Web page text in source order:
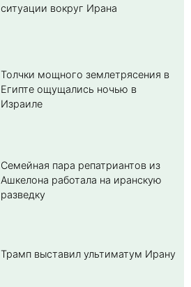
ситуации вокруг Ирана
Толчки мощного землетрясения в
Египте ощущались ночью в
Израиле
Семейная пара репатриантов из
Ашкелона работала на иранскую
разведку
Трамп выставил ультиматум Ирану